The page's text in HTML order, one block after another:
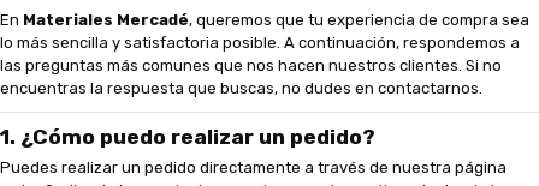
En Materiales Mercadé, queremos que tu experiencia de compra sea
lo más sencilla y satisfactoria posible. A continuación, respondemos a
las preguntas más comunes que nos hacen nuestros clientes. Si no
encuentras la respuesta que buscas, no dudes en contactarnos.
1. ¿Cómo puedo realizar un pedido?
Puedes realizar un pedido directamente a través de nuestra página